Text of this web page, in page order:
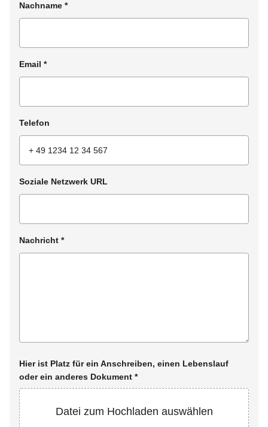
Nachname *
Email *
Telefon
Soziale Netzwerk URL
Nachricht *
Hier ist Platz für ein Anschreiben, einen Lebenslauf
oder ein anderes Dokument *
Datei zum Hochladen auswählen